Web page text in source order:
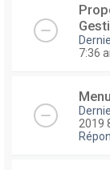
7:36
2019